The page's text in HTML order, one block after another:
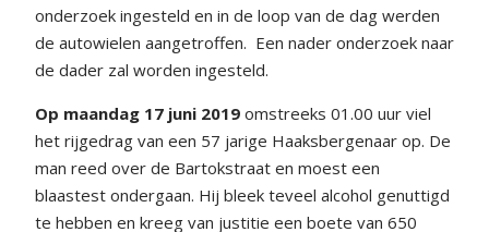
onderzoek ingesteld en in de loop van de dag werden
de autowielen aangetroffen. Een nader onderzoek naar
de dader zal worden ingesteld.
Op maandag 17 juni 2019 omstreeks 01.00 uur viel
het rijgedrag van een 57 jarige Haaksbergenaar op. De
man reed over de Bartokstraat en moest een
blaastest ondergaan. Hij bleek teveel alcohol genuttigd
te hebben en kreeg van justitie een boete van 650